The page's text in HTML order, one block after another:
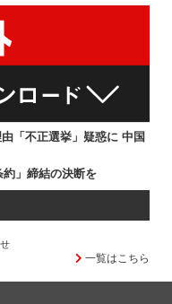
「不正選挙」疑惑に 中国
」締結の決断を
一覧はこちら